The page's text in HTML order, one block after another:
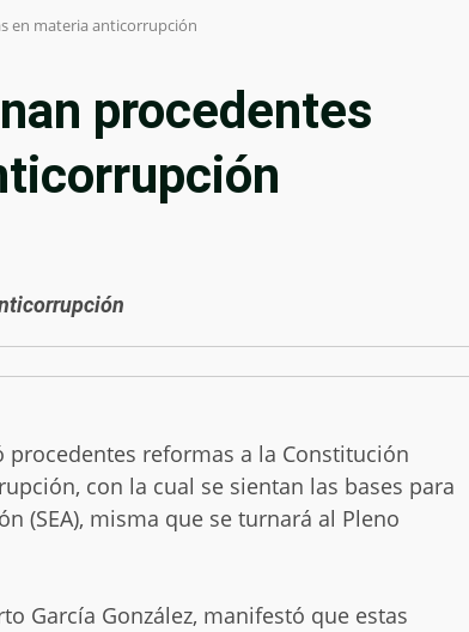
en materia anticorrupción
procedentes
reformas a la Constitución
con la cual se sientan las bases para
(SEA), misma que se turnará al Pleno
García González, manifestó que estas